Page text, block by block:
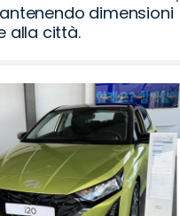
dimensioni
alla città.